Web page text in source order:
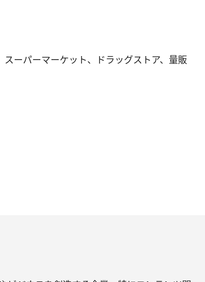
ーパーマーケット、ドラッグストア、量販